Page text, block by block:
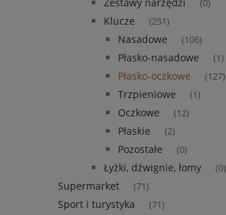
(0)
Klucze (251)
Nasadowe (106)
Płasko-nasadowe (1)
Płasko-oczkowe (127)
Trzpieniowe (1)
Oczkowe (12)
Płaskie (2)
Pozostałe (0)
Łyżki, dźwignie, łomy (0)
Supermarket (71)
Sport i turystyka (71)